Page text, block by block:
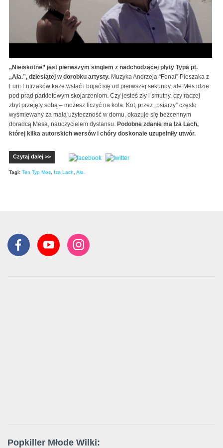
„Nieiskotne” jest pierwszym singlem z nadchodzącej płyty Typa pt.
„Ała.”, dziesiątej w dorobku artysty. Muzyka Andrzeja “Fonai” Pieszaka z
Furii Futrzaków każe wstać i bujać się od pierwszej sekundy, ale Mes idzie
pod prąd parkietowym skojarzeniom. Czy jesteś zły i smutny, czy raczej
zbyt przejęty sobą – możesz liczyć na kota. Kot, przez „psiarzy” często
wyśmiewany za małą użyteczność w domu, okazuje się bezcennym
doradcą Mesa, nauczycielem dystansu. Podobne zdanie ma Iza Lach,
której kilka autorskich wersów i chóry doskonale uzupełniły utwór.
Czytaj dalej >>
Tagi: Ten Typ Mes Iza Lach Ała.
Popkiller Młode Wilki: